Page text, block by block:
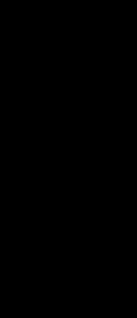
thành mà chỉ vài năm trước
không còn bị thu hút bởi
thống đánh giá phức tạp quá
chuyển sang hiệu quả, tính
hạn. Chính sự thay đổi này lý
firm trở thành một trong
Mô hình đánh giá một bước
thiết và cho phép trader thể
không phải trải qua hàng
hình thức. Đối với những
kiểm chứng, mô hình này
hơn và một môi trường giao
không phải one-step prop
nhau. Một số vẫn dựa vào
drawdown mang tính áp đặt,
Dưới đây là bảng xếp hạng
Prop Firm hàng đầu năm
khả năng mở rộng vốn, mức
lượng thực thi trong điều kiện